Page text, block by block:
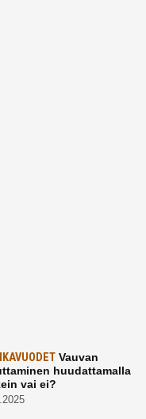
Vauvan
huudattamalla
vai ei?